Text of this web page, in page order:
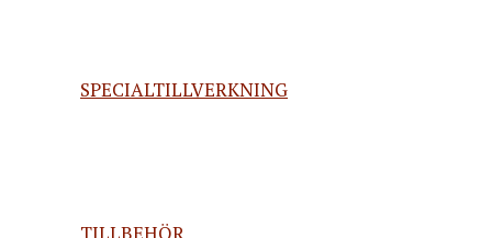
SPECIALTILLVERKNING